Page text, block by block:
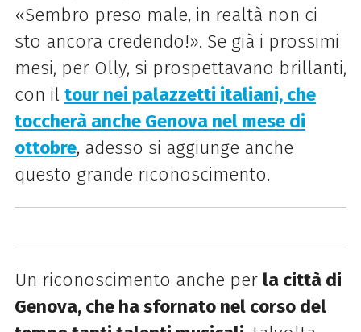
«Sembro preso male, in realtà non ci
sto ancora credendo!». Se già i prossimi
mesi, per Olly, si prospettavano brillanti,
con il tour nei palazzetti italiani, che
toccherà anche Genova nel mese di
ottobre, adesso si aggiunge anche
questo grande riconoscimento.
Un riconoscimento anche per la città di
Genova, che ha sfornato nel corso del